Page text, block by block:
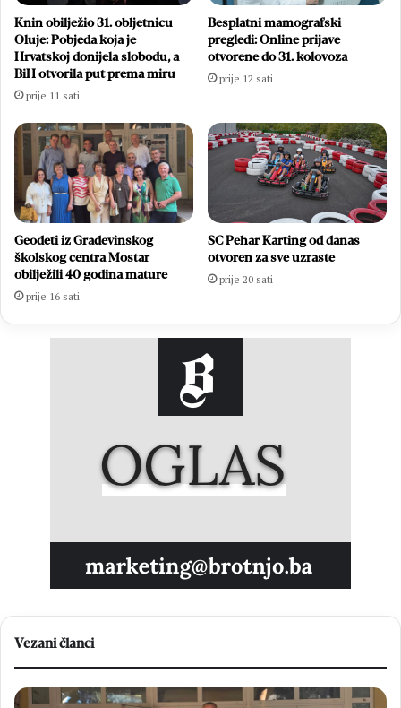
Knin obilježio 31. obljetnicu
Oluje: Pobjeda koja je
Hrvatskoj donijela slobodu, a
BiH otvorila put prema miru
prije 11 sati
Besplatni mamografski
pregledi: Online prijave
otvorene do 31. kolovoza
prije 12 sati
Geodeti iz Građevinskog
školskog centra Mostar
obilježili 40 godina mature
prije 16 sati
SC Pehar Karting od danas
otvoren za sve uzraste
prije 20 sati
Vezani članci
HNK